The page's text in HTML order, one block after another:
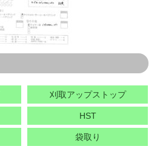
刈取アップストップ
HST
袋取り